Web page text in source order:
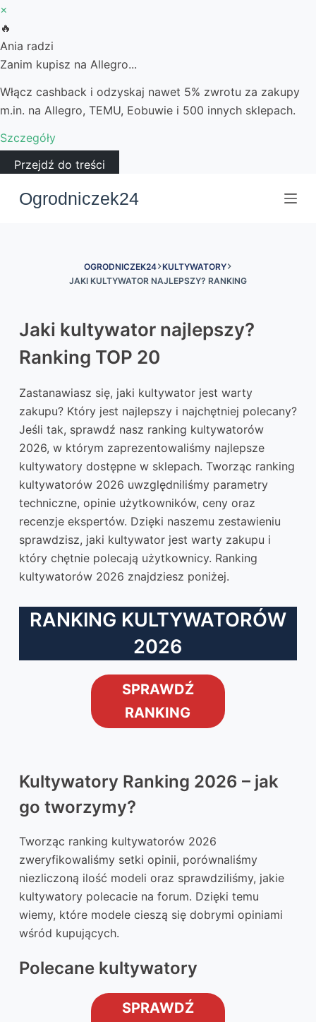
×
🔥
Ania radzi
Zanim kupisz na Allegro...
Włącz cashback i odzyskaj nawet 5% zwrotu za zakupy
m.in. na Allegro, TEMU, Eobuwie i 500 innych sklepach.
Szczegóły
Przejdź do treści
Ogrodniczek24
OGRODNICZEK24 KULTYWATORY
JAKI KULTYWATOR NAJLEPSZY? RANKING
Jaki kultywator najlepszy?
Ranking TOP 20
Zastanawiasz się, jaki kultywator jest warty
zakupu? Który jest najlepszy i najchętniej polecany?
Jeśli tak, sprawdź nasz ranking kultywatorów
2026, w którym zaprezentowaliśmy najlepsze
kultywatory dostępne w sklepach. Tworząc ranking
kultywatorów 2026 uwzględniliśmy parametry
techniczne, opinie użytkowników, ceny oraz
recenzje ekspertów. Dzięki naszemu zestawieniu
sprawdzisz, jaki kultywator jest warty zakupu i
który chętnie polecają użytkownicy. Ranking
kultywatorów 2026 znajdziesz poniżej.
RANKING KULTYWATORÓW
2026
SPRAWDŹ
RANKING
Kultywatory Ranking 2026 – jak
go tworzymy?
Tworząc ranking kultywatorów 2026
zweryfikowaliśmy setki opinii, porównaliśmy
niezliczoną ilość modeli oraz sprawdziliśmy, jakie
kultywatory polecacie na forum. Dzięki temu
wiemy, które modele cieszą się dobrymi opiniami
wśród kupujących.
Polecane kultywatory
SPRAWDŹ